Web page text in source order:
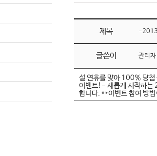
제목 -2013
글쓴이 관리자
설 연휴를 맞아 100% 당
이벤트!- 새롭게 시작하는
합니다. **이번트 참여 방